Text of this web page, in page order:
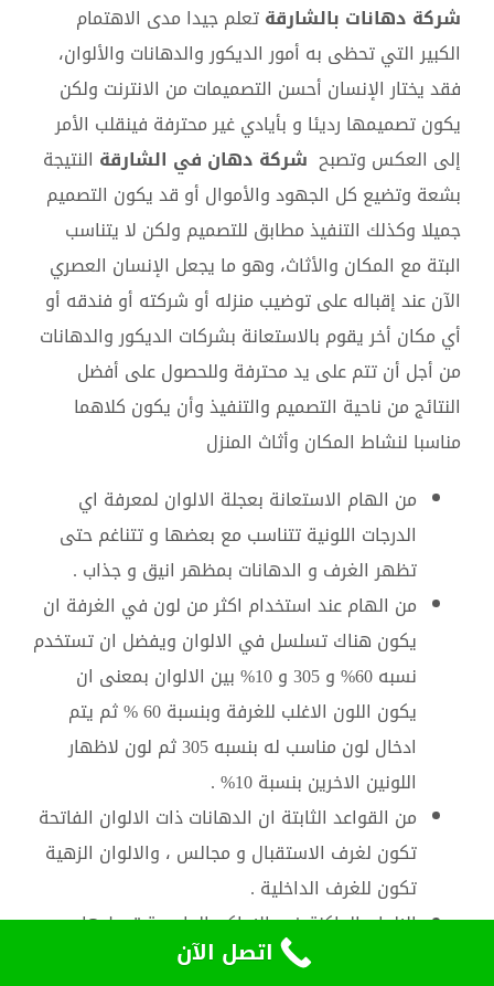
شركة دهانات بالشارقةتعلم جيدا مدى الاهتمام
الكبير التي تحظى به أمور الديكور والدهانات والألوان،
فقد يختار الإنسان أحسن التصميمات من الانترنت ولكن
يكون تصميمها رديئا و بأيادي غير محترفة فينقلب الأمر
إلى العكس وتصبح شركة دهان في الشارقة النتيجة
بشعة وتضيع كل الجهود والأموال أو قد يكون التصميم
جميلا وكذلك التنفيذ مطابق للتصميم ولكن لا يتناسب
البتة مع المكان والأثاث، وهو ما يجعل الإنسان العصري
الآن عند إقباله على توضيب منزله أو شركته أو فندقه أو
أي مكان أخر يقوم بالاستعانة بشركات الديكور والدهانات
من أجل أن تتم على يد محترفة وللحصول على أفضل
النتائج من ناحية التصميم والتنفيذ وأن يكون كلاهما
مناسبا لنشاط المكان وأثاث المنزل
من الهام الاستعانة بعجلة الالوان لمعرفة اي
الدرجات اللونية تتناسب مع بعضها و تتناغم حتى
تظهر الغرف و الدهانات بمظهر انيق و جذاب .
من الهام عند استخدام اكثر من لون في الغرفة ان
يكون هناك تسلسل في الالوان ويفضل ان تستخدم
نسبه 60% و 305 و 10% بين الالوان بمعنى ان
يكون اللون الاغلب للغرفة وبنسبة 60 % ثم يتم
ادخال لون مناسب له بنسبه 305 ثم لون لاظهار
اللونين الاخرين بنسبة 10% .
من القواعد الثابتة ان الدهانات ذات الالوان الفاتحة
تكون لغرف الاستقبال و مجالس ، والالوان الزهية
تكون للغرف الداخلية .
الالوان الداكنة في الاماكن الواسعة تعطيها
فخامة واناقة ، و الالوان الفاتحة المشرقة
اتصل الآن